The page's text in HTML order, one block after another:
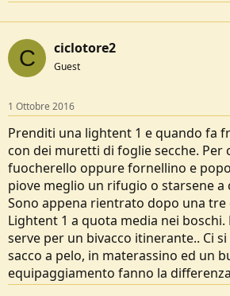
C ciclotore2
Guest
1 Ottobre 2016
Prenditi una lightent 1 e quando fa
con dei muretti di foglie secche. Per
fuocherello oppure fornellino e
piove meglio un rifugio o starsene a
Sono appena rientrato dopo una tre
Lightent 1 a quota media nei
serve per un bivacco itinerante.. Ci
sacco a pelo, in materassino ed un
equipaggiamento fanno la